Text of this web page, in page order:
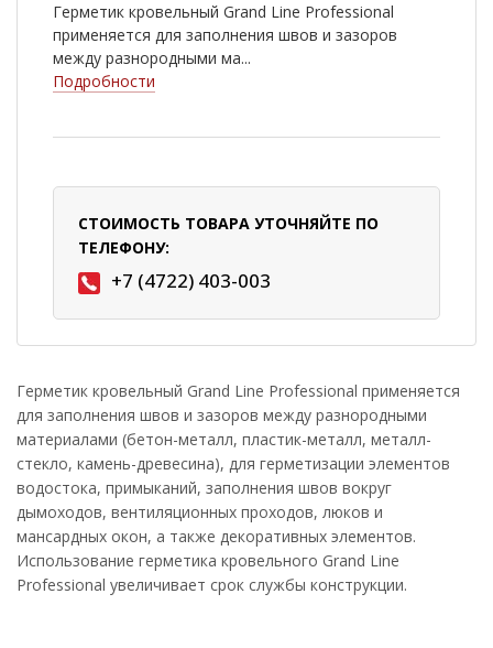
Герметик кровельный Grand Line Professional
применяется для заполнения швов и зазоров
между разнородными ма...
Подробности
СТОИМОСТЬ ТОВАРА УТОЧНЯЙТЕ ПО
ТЕЛЕФОНУ:
+7 (4722) 403-003
Герметик кровельный Grand Line Professional применяется
для заполнения швов и зазоров между разнородными
материалами (бетон-металл, пластик-металл, металл-
стекло, камень-древесина), для герметизации элементов
водостока, примыканий, заполнения швов вокруг
дымоходов, вентиляционных проходов, люков и
мансардных окон, а также декоративных элементов.
Использование герметика кровельного Grand Line
Professional увеличивает срок службы конструкции.